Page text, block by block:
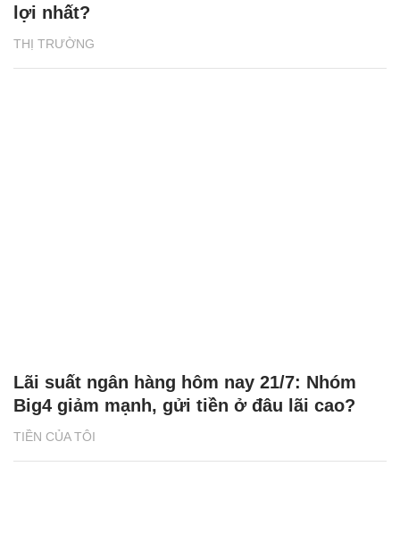
THỊ TRƯỜNG
lợi nhất?
TIỀN CỦA TÔI
Lãi suất ngân hàng hôm nay 21/7: Nhóm
Big4 giảm mạnh, gửi tiền ở đâu lãi cao?